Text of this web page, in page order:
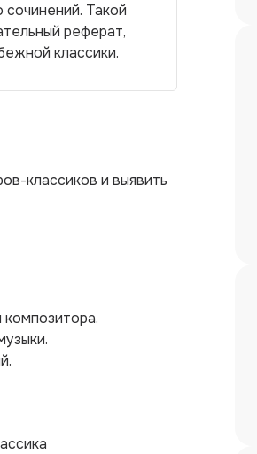
сочинений. Такой
реферат,
классики.
классиков и выявить
композитора.